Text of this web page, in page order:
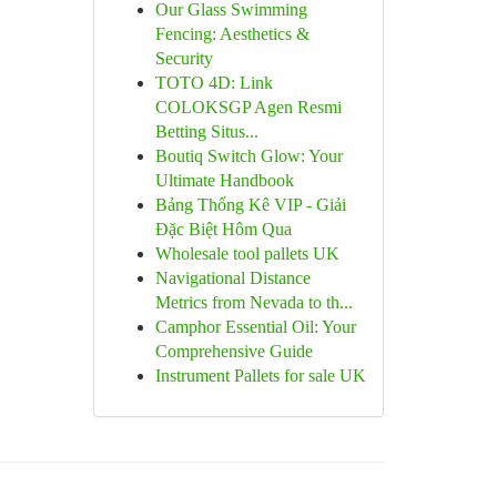
Our Glass Swimming
Fencing: Aesthetics &
Security
TOTO 4D: Link
COLOKSGP Agen Resmi
Betting Situs...
Boutiq Switch Glow: Your
Ultimate Handbook
Bảng Thống Kê VIP - Giải
Đặc Biệt Hôm Qua
Wholesale tool pallets UK
Navigational Distance
Metrics from Nevada to th...
Camphor Essential Oil: Your
Comprehensive Guide
Instrument Pallets for sale UK